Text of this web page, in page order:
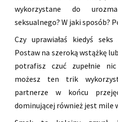
wykorzystane do
seksualnego? W jaki sposób?
Czy uprawiałaś kiedyś
Postaw na szeroką wstążkę
potrafisz czuć zupełnie
możesz ten trik
partnerze w końcu
dominującej również jest mile